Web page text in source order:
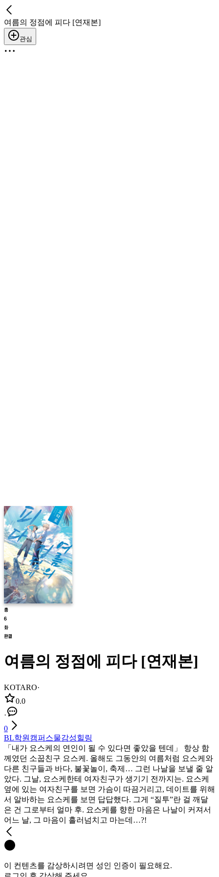
여름의 정점에 피다 [연재본]
관심
여름의 정점에 피다 [연재본]
KOTARO·
0.0
·
0
BL학원 캠퍼스물감성힐링
「내가 요스케의 연인이 될 수 있다면 좋았을 텐데」 항상 함
께였던 소꿉친구 요스케. 올해도 그동안의 여름처럼 요스케와
다른 친구들과 바다, 불꽃놀이, 축제… 그런 나날을 보낼 줄 알
았다. 그날, 요스케한테 여자친구가 생기기 전까지는. 요스케
옆에 있는 여자친구를 보면 가슴이 따끔거리고, 데이트를 위해
서 알바하는 요스케를 보면 답답했다. 그게 “질투”란 걸 깨달
은 건 그로부터 얼마 후. 요스케를 향한 마음은 나날이 커져서
어느 날, 그 마음이 흘러넘치고 마는데…?!
이 컨텐츠를 감상하시려면 성인 인증이 필요해요.